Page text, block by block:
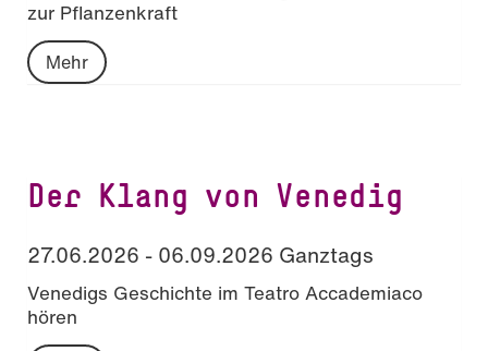
zur Pflanzenkraft
Mehr
Der Klang von Venedig
27.06.2026 - 06.09.2026 Ganztags
Venedigs Geschichte im Teatro Accademiaco
hören